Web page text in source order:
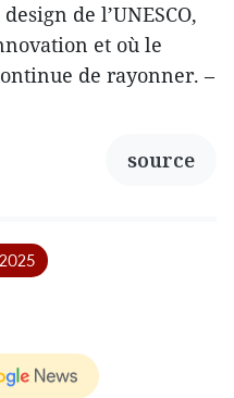
de l’UNESCO,
et où le
de rayonner. –
source